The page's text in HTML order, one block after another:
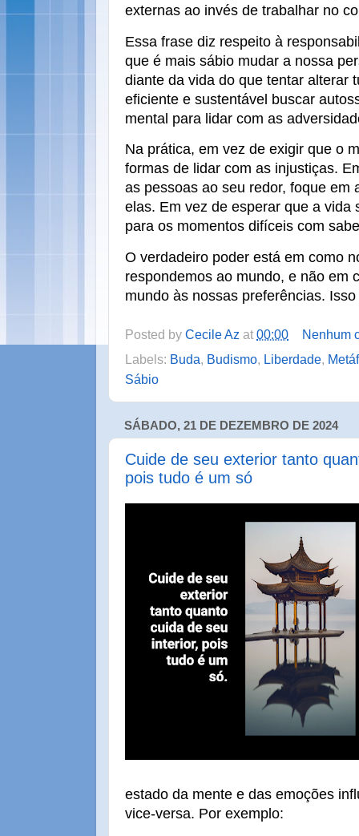
externas ao invés de trabalhar no
Essa frase diz respeito à
que é mais sábio mudar a nossa
diante da vida do que tentar alterar
eficiente e sustentável buscar
mental para lidar com as
Na prática, em vez de exigir que o
formas de lidar com as injustiças.
as pessoas ao seu redor, foque em
elas. Em vez de esperar que a vida
para os momentos difíceis com
O verdadeiro poder está em como
respondemos ao mundo, e não em
mundo às nossas preferências.
Posted by Cecile Az at00:00
Nenhum
Labels: Buda, Budismo, Liberdade,
Sábio
SÁBADO, 21 DE DEZEMBRO DE 2024
Cuide de seu exterior tanto
pois tudo é um só
estado da mente e das emoções
vice-versa. Por exemplo: